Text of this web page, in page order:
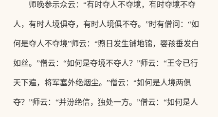
师晚参示众云： “有时夺人不夺境，有时夺境不夺
人，有时人境俱夺，有时人境俱不夺。”时有僧问：“如
何是夺人不夺境”师云：“煦日发生铺地锦，婴孩垂发白
如丝。”僧云：“如何是夺境不夺人？”师云：“王令已行
天下遍，将军塞外绝烟尘。”僧云：“如何是人境两俱
夺？”师云：“并汾绝信，独处一方。”僧云：“如何是人